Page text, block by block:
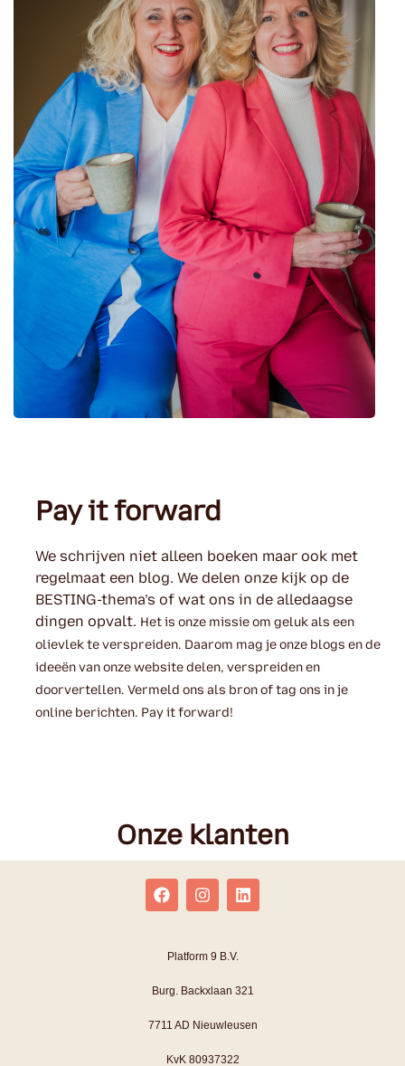
Pay it forward
We schrijven niet alleen boeken maar ook met
regelmaat een blog. We delen onze kijk op de
BESTING-thema’s of wat ons in de alledaagse
dingen opvalt. Het is onze missie om geluk als een
olievlek te verspreiden. Daarom mag je onze blogs en de
ideeën van onze website delen, verspreiden en
doorvertellen. Vermeld ons als bron of tag ons in je
online berichten. Pay it forward!
Onze klanten
Platform 9 B.V.
Burg. Backxlaan 321
7711 AD Nieuwleusen
KvK 80937322